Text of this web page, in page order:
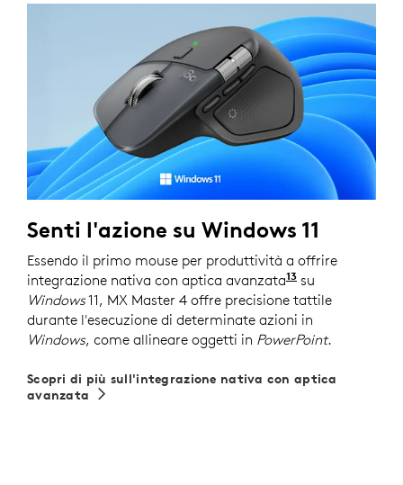
Senti l'azione su Windows 11
Essendo il primo mouse per produttività a offrire
integrazione nativa con aptica avanzata13 Gli utenti
su
Windows11, MX Master 4 offre precisione tattile
durante l'esecuzione di determinate azioni in
Windows, come allineare oggetti in PowerPoint.
Scopri di più sull'integrazione nativa con aptica
avanzata